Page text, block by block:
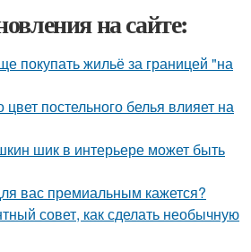
на сайте:
покупать жильё за границей "на
цвет постельного белья влияет на
шик в интерьере может быть
вас премиальным кажется?
совет, как сделать необычную